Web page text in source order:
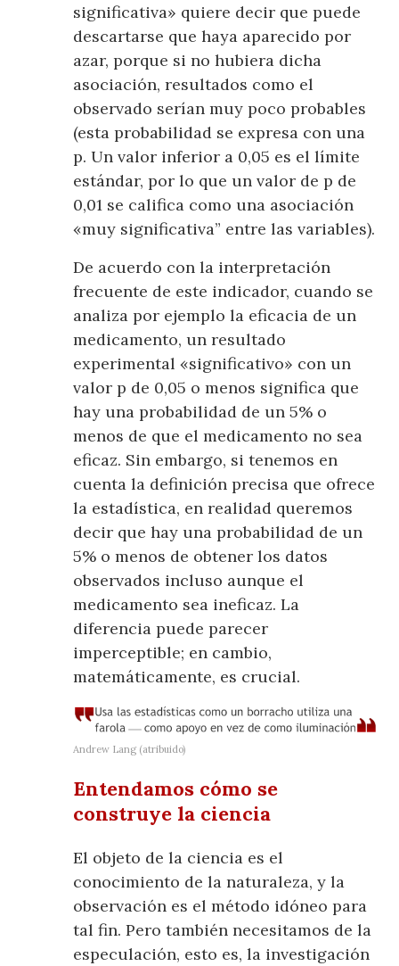
significativa» quiere decir que puede
descartarse que haya aparecido por
azar, porque si no hubiera dicha
asociación, resultados como el
observado serían muy poco probables
(esta probabilidad se expresa con una
p. Un valor inferior a 0,05 es el límite
estándar, por lo que un valor de p de
0,01 se califica como una asociación
«muy significativa” entre las variables).
De acuerdo con la interpretación
frecuente de este indicador, cuando se
analiza por ejemplo la eficacia de un
medicamento, un resultado
experimental «significativo» con un
valor p de 0,05 o menos significa que
hay una probabilidad de un 5% o
menos de que el medicamento no sea
eficaz. Sin embargo, si tenemos en
cuenta la definición precisa que ofrece
la estadística, en realidad queremos
decir que hay una probabilidad de un
5% o menos de obtener los datos
observados incluso aunque el
medicamento sea ineficaz. La
diferencia puede parecer
imperceptible; en cambio,
matemáticamente, es crucial.
Andrew Lang (atribuido)
Entendamos cómo se
construye la ciencia
El objeto de la ciencia es el
conocimiento de la naturaleza, y la
observación es el método idóneo para
tal fin. Pero también necesitamos de la
especulación, esto es, la investigación